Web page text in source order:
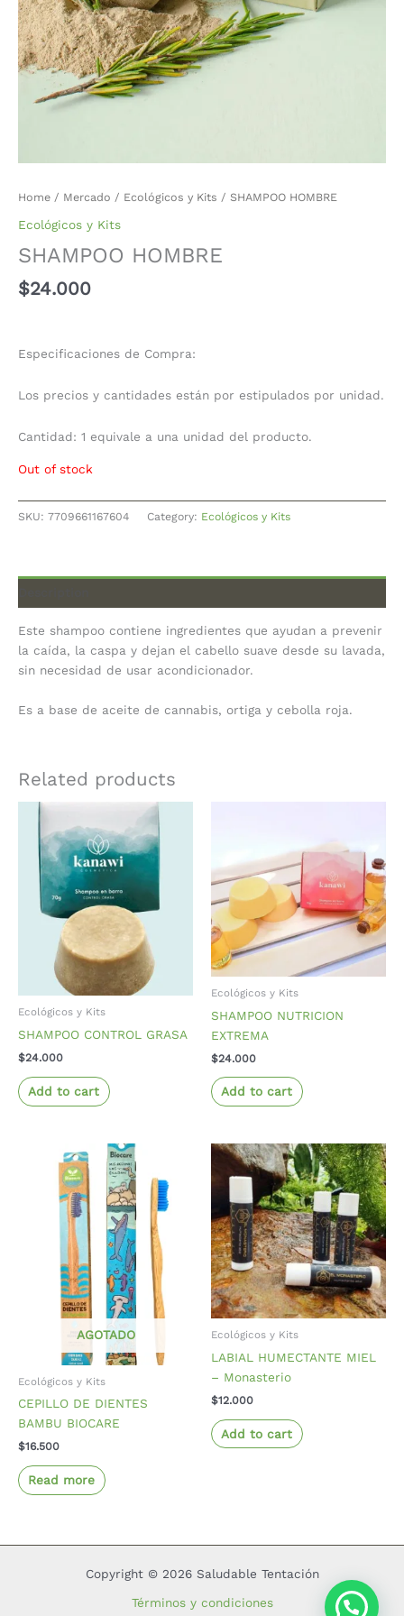
Home / Mercado / Ecológicos y Kits / SHAMPOO HOMBRE
Ecológicos y Kits
SHAMPOO HOMBRE
$24.000
Especificaciones de Compra:
Los precios y cantidades están por estipulados por unidad.
Cantidad: 1 equivale a una unidad del producto.
Out of stock
SKU: 7709661167604 Category: Ecológicos y Kits
Este shampoo contiene ingredientes que ayudan a prevenir
la caída, la caspa y dejan el cabello suave desde su lavada,
sin necesidad de usar acondicionador.
Es a base de aceite de cannabis, ortiga y cebolla roja.
Related products
Ecológicos y Kits
SHAMPOO CONTROL GRASA
$24.000
Add to cart
Ecológicos y Kits
SHAMPOO NUTRICION
EXTREMA
$24.000
Add to cart
AGOTADO
Ecológicos y Kits
CEPILLO DE DIENTES
BAMBU BIOCARE
$16.500
Read more
Ecológicos y Kits
LABIAL HUMECTANTE MIEL
– Monasterio
$12.000
Add to cart
Copyright © 2026 Saludable Tentación
Términos y condiciones